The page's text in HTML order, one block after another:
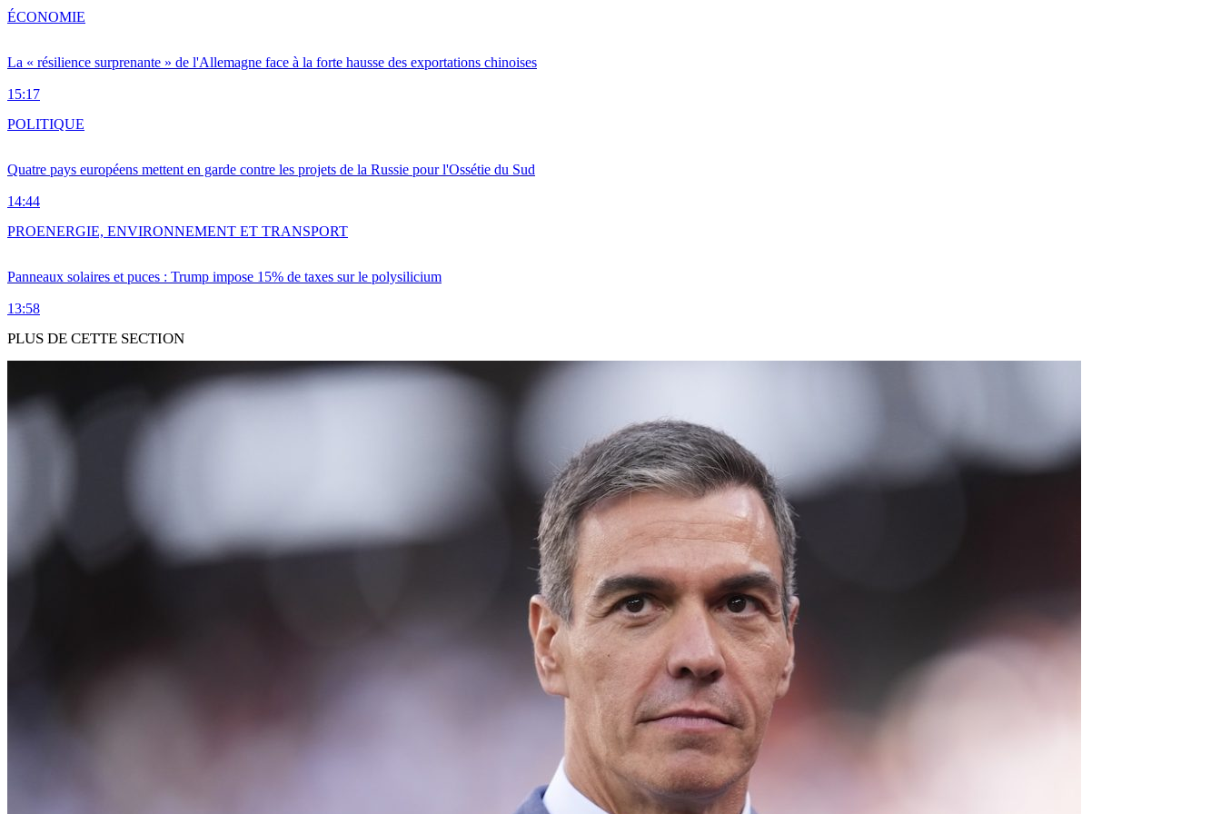
La « résilience surprenante » de l'Allemagne face à la forte hausse des exportations chinoises
15:17
ÉCONOMIE
Quatre pays européens mettent en garde contre les projets de la Russie pour l'Ossétie du Sud
14:44
POLITIQUE
Panneaux solaires et puces : Trump impose 15% de taxes sur le polysilicium
13:58
PROENERGIE, ENVIRONNEMENT ET TRANSPORT
PLUS DE CETTE SECTION